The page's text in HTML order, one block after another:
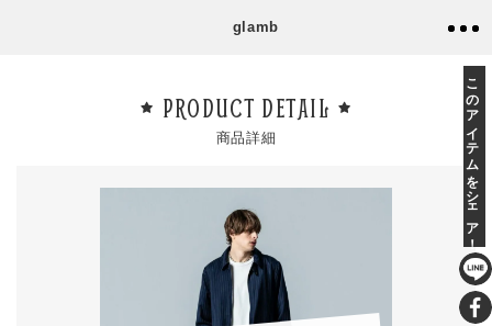
glamb
PRODUCT DETAIL
商品詳細 このアイテムをシェア！